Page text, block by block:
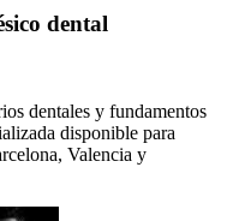
dental
dentales y fundamentos
disponible para
Valencia y